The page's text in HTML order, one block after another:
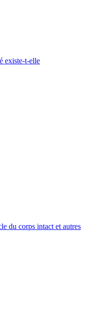
existe-t-elle
du corps intact et autres